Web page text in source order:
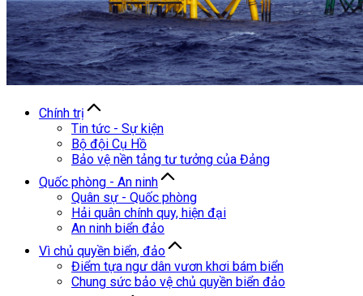
Chính trị
Tin tức - Sự kiện
Bộ đội Cụ Hồ
Bảo vệ nền tảng tư tưởng của Đảng
Quốc phòng - An ninh
Quân sự - Quốc phòng
Hải quân chính quy, hiện đại
An ninh biển đảo
Vì chủ quyền biển, đảo
Điểm tựa ngư dân vươn khơi bám biển
Chung sức bảo vệ chủ quyền biển đảo